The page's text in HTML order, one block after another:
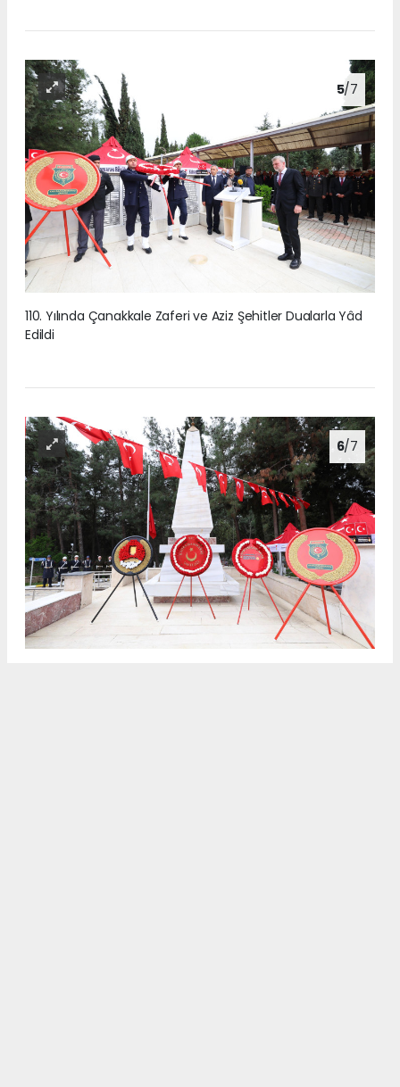
5/7
110. Yılında Çanakkale Zaferi ve Aziz Şehitler Dualarla Yâd
Edildi
6/7